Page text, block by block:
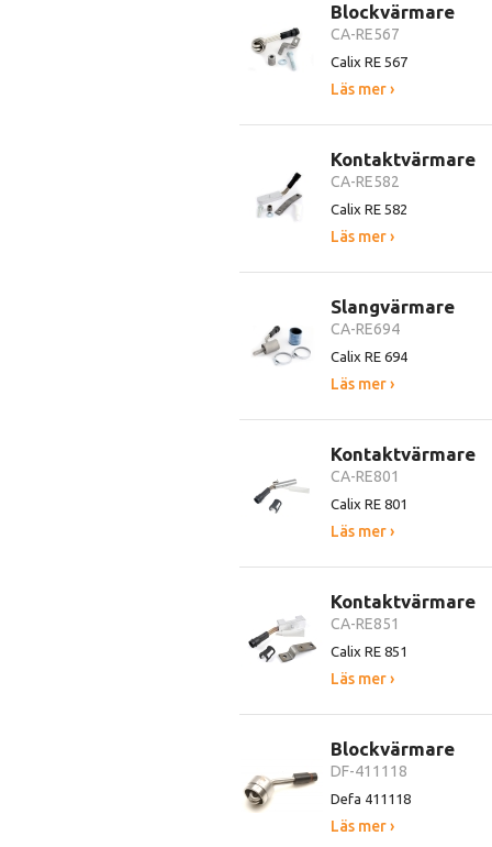
Blockvärmare
CA-RE567
Calix RE 567
Läs mer ›
Kontaktvärmare
CA-RE582
Calix RE 582
Läs mer ›
Slangvärmare
CA-RE694
Calix RE 694
Läs mer ›
Kontaktvärmare
CA-RE801
Calix RE 801
Läs mer ›
Kontaktvärmare
CA-RE851
Calix RE 851
Läs mer ›
Blockvärmare
DF-411118
Defa 411118
Läs mer ›